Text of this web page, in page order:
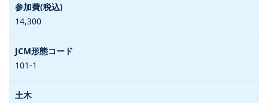
14,300
101-1